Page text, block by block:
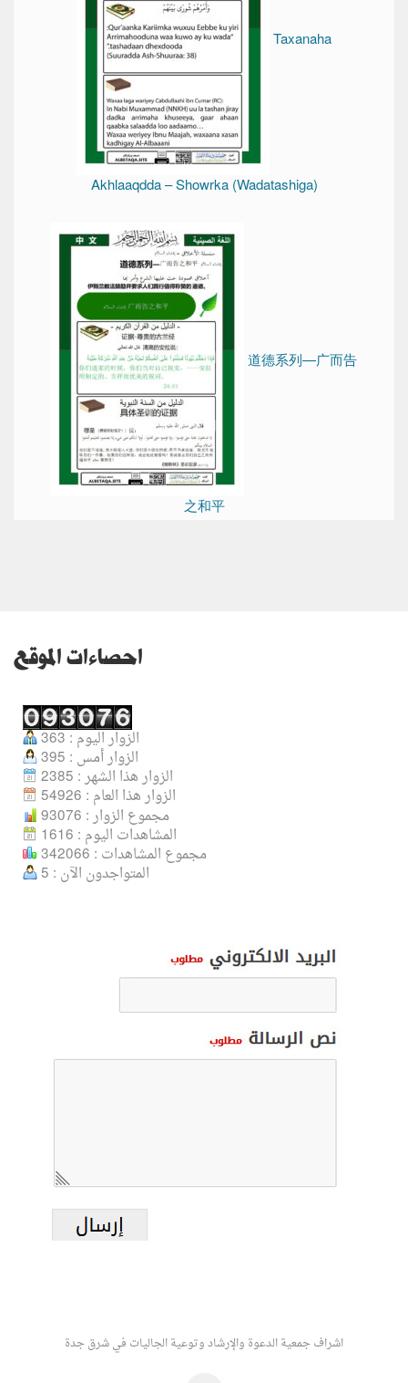
Taxanaha
Akhlaaqdda – Showrka (Wadatashiga)
道德系列—广而告
之和平
احصاءات الموقع
الزوار اليوم : 363
الزوار أمس : 395
الزوار هذا الشهر : 2385
الزوار هذا العام : 54926
مجموع الزوار : 93076
المشاهدات اليوم : 1616
مجموع المشاهدات : 342066
المتواجدون الآن : 5
اشراف جمعية الدعوة والإرشاد وتوعية الجاليات في شرق جدة